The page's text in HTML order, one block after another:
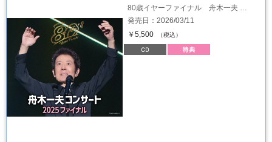
80歳イヤーファイナル 舟木一夫 …
発売日：2026/03/11
￥5,500
（税込）